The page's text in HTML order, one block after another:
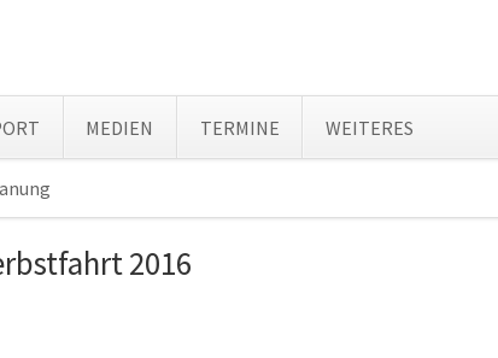
MEDIEN TERMINE WEITERES
überspringen
2016